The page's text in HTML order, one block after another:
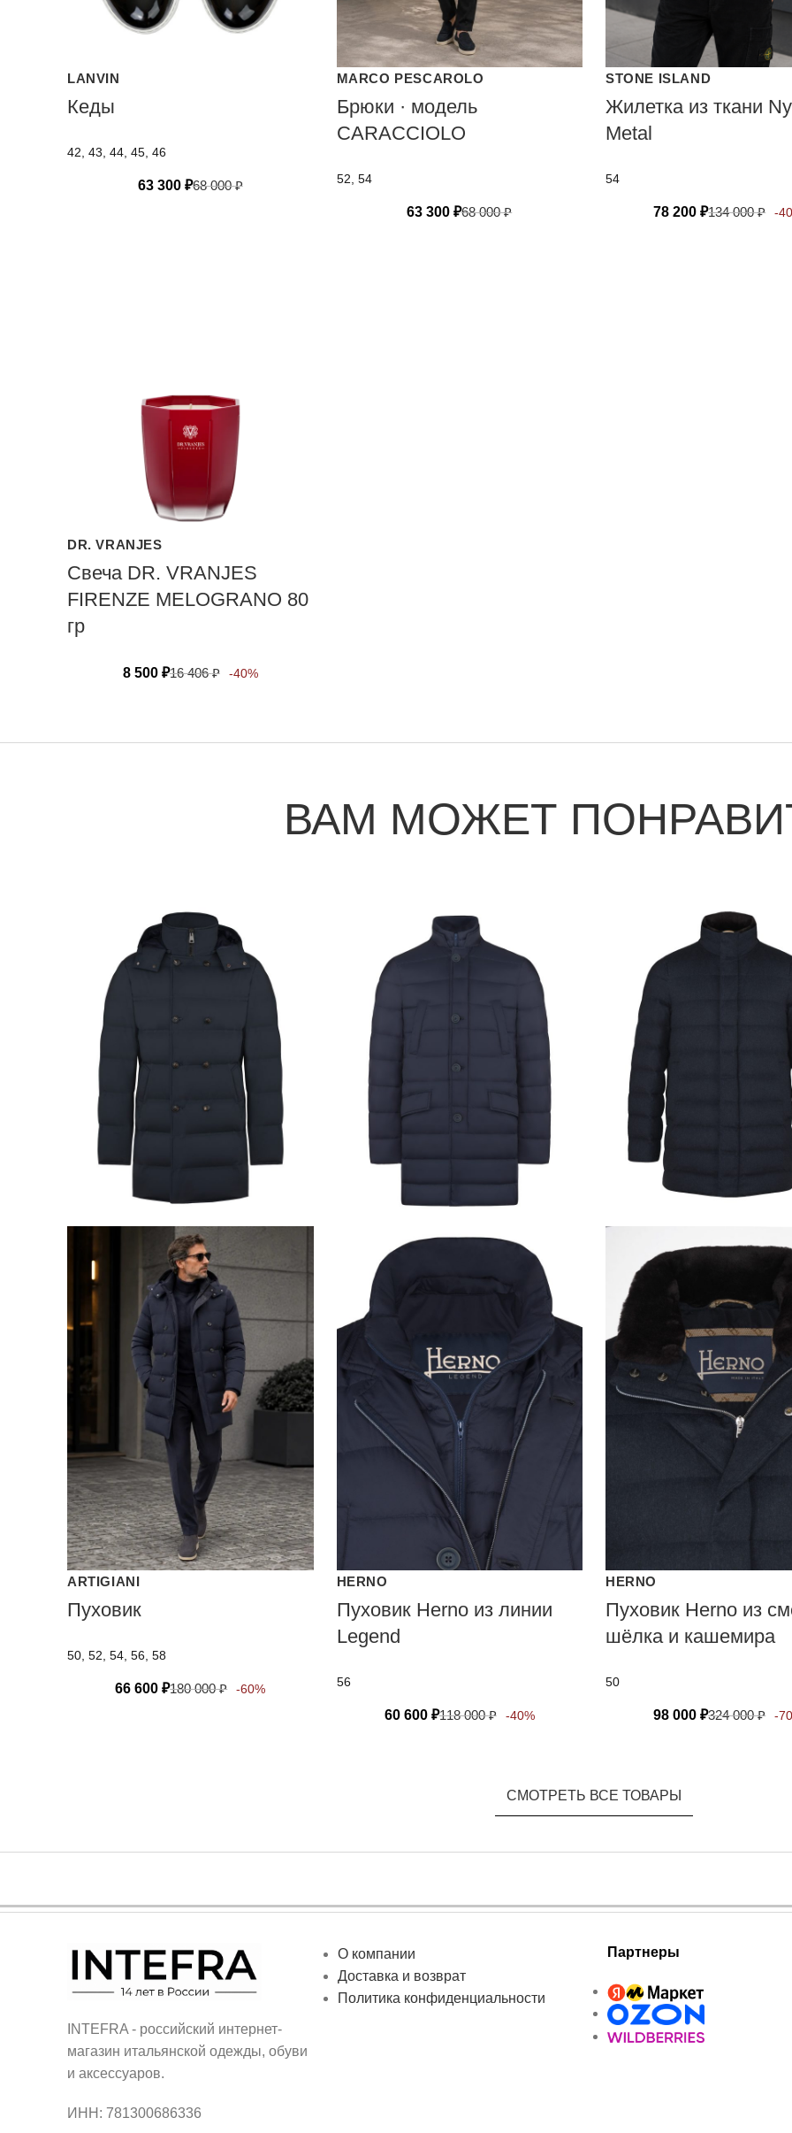
LANVIN
Кеды
42, 43, 44, 45, 46
68 000₽
63 300 ₽
MARCO PESCAROLO
Брюки · модель
CARACCIOLO
52, 54
68 000₽
63 300₽
STONE ISLAND
Жилетка из ткани
Metal
54
78 200₽134 000₽ -
DR. VRANJES
Свеча DR. VRANJES
FIRENZE MELOGRANO 80
гр
8 500 ₽16 406₽ -40%
ВАМ МОЖЕТ
ARTIGIANI
Пуховик
50, 52, 54, 56, 58
66 600₽180 000₽ -60%
HERNO
Пуховик Herno из линии
Legend
56
60 600 ₽118 000₽ -40%
HERNO
Пуховик Herno из
шёлка и кашемира
50
98 000₽324 000₽ -
СМОТРЕТЬ ВСЕ ТОВАРЫ
INTEFRA - российский интернет-
магазин итальянской одежды, обуви
и аксессуаров.
ИНН: 781300686336
О компании
Доставка и возврат
Политика конфиденциальности
Партнеры